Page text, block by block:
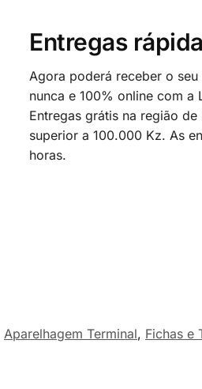
Entregas
Agora poderá receber o
nunca e 100% online com a
Entregas grátis na região
superior a 100.000 Kz. As
horas.
Aparelhagem Terminal, Fichas e